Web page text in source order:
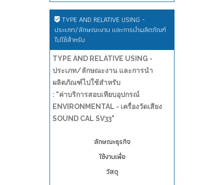
TYPE AND RELATIVE USING -
ประเภท/ลักษณะงาน และการนำผลิตภัณฑ์
ไปใช้สำหรับ
TYPE AND RELATIVE USING -
ประเภท/ลักษณะงาน และการนำ
ผลิตภัณฑ์ไปใช้สำหรับ
: "ค่าบริการสอบเทียบอุปกรณ์
ENVIRONMENTAL - เครื่องวัดเสียง
SOUND CAL SV33"
ลักษณะธุรกิจ
ใช้งานเพื่อ
วัสดุ